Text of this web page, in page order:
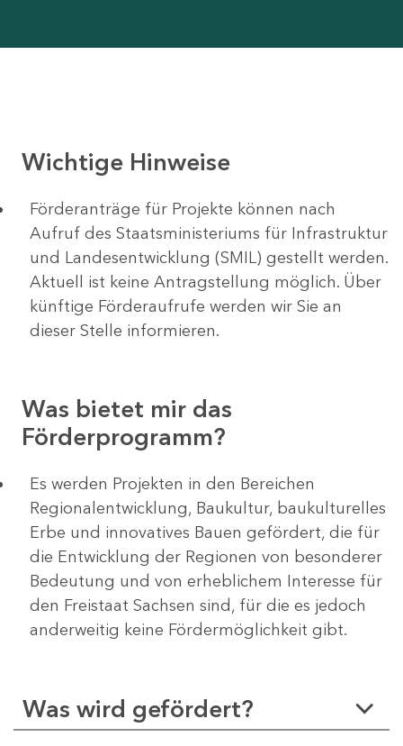
Wichtige Hinweise
Förderanträge für Projekte können nach
Aufruf des Staatsministeriums für Infrastruktur
und Landesentwicklung (SMIL) gestellt werden.
Aktuell ist keine Antragstellung möglich. Über
künftige Förderaufrufe werden wir Sie an
dieser Stelle informieren.
Was bietet mir das
Förderprogramm?
Es werden Projekten in den Bereichen
Regionalentwicklung, Baukultur, baukulturelles
Erbe und innovatives Bauen gefördert, die für
die Entwicklung der Regionen von besonderer
Bedeutung und von erheblichem Interesse für
den Freistaat Sachsen sind, für die es jedoch
anderweitig keine Fördermöglichkeit gibt.
Was wird gefördert?